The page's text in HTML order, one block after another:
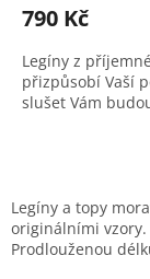
790 Kč
Legíny z
přizpůsobí Vaší
slušet Vám
Legíny a topy
originálními vzory.
Prodlouženou